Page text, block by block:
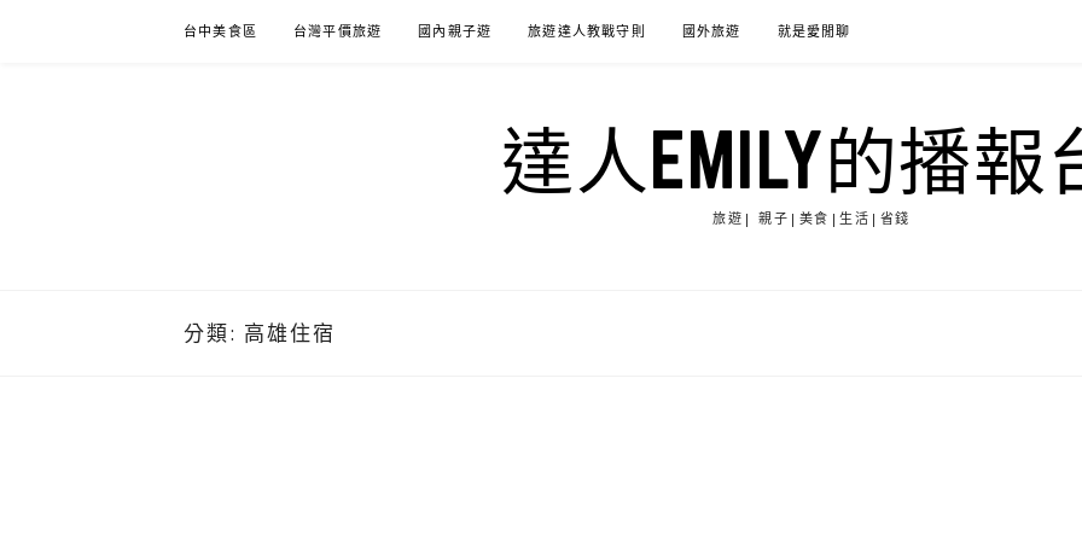
台中美食區 台灣平價旅遊 國內親子遊 旅遊達人教戰守則 國外旅遊 就是愛閒聊
達人EMILY的播報
旅遊| 親子|美食|生活|省錢
分類: 高雄住宿